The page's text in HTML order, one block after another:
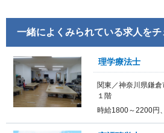
一緒によくみられている求人をチ
理学療法士
関東／神奈川県鎌
１階
時給1800～2200円